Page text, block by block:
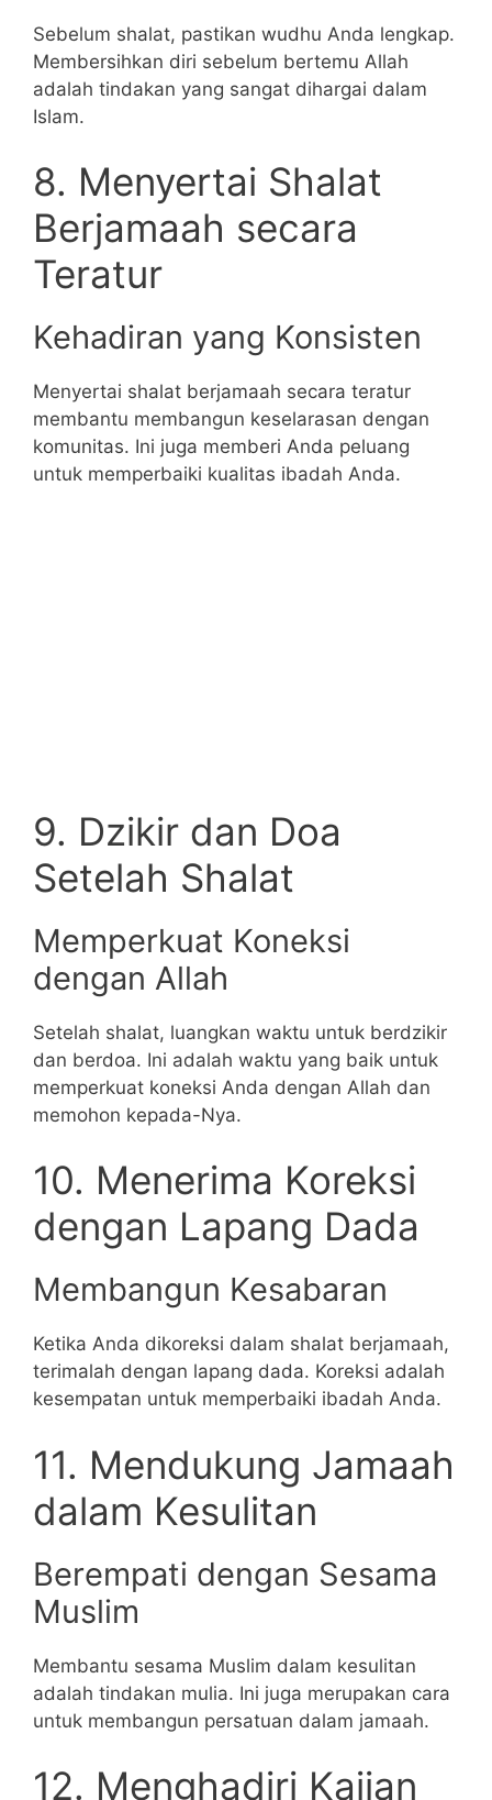
Sebelum shalat, pastikan wudhu Anda lengkap.
Membersihkan diri sebelum bertemu Allah
adalah tindakan yang sangat dihargai dalam
Islam.
8. Menyertai Shalat
Berjamaah secara
Teratur
Kehadiran yang Konsisten
Menyertai shalat berjamaah secara teratur
membantu membangun keselarasan dengan
komunitas. Ini juga memberi Anda peluang
untuk memperbaiki kualitas ibadah Anda.
9. Dzikir dan Doa
Setelah Shalat
Memperkuat Koneksi
dengan Allah
Setelah shalat, luangkan waktu untuk berdzikir
dan berdoa. Ini adalah waktu yang baik untuk
memperkuat koneksi Anda dengan Allah dan
memohon kepada-Nya.
10. Menerima Koreksi
dengan Lapang Dada
Membangun Kesabaran
Ketika Anda dikoreksi dalam shalat berjamaah,
terimalah dengan lapang dada. Koreksi adalah
kesempatan untuk memperbaiki ibadah Anda.
11. Mendukung Jamaah
dalam Kesulitan
Berempati dengan Sesama
Muslim
Membantu sesama Muslim dalam kesulitan
adalah tindakan mulia. Ini juga merupakan cara
untuk membangun persatuan dalam jamaah.
12. Menghadiri Kajian